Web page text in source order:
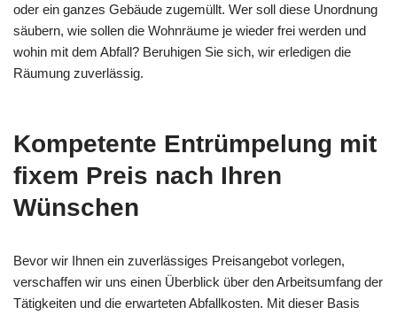
oder ein ganzes Gebäude zugemüllt. Wer soll diese Unordnung
säubern, wie sollen die Wohnräume je wieder frei werden und
wohin mit dem Abfall? Beruhigen Sie sich, wir erledigen die
Räumung zuverlässig.
Kompetente Entrümpelung mit
fixem Preis nach Ihren
Wünschen
Bevor wir Ihnen ein zuverlässiges Preisangebot vorlegen,
verschaffen wir uns einen Überblick über den Arbeitsumfang der
Tätigkeiten und die erwarteten Abfallkosten. Mit dieser Basis